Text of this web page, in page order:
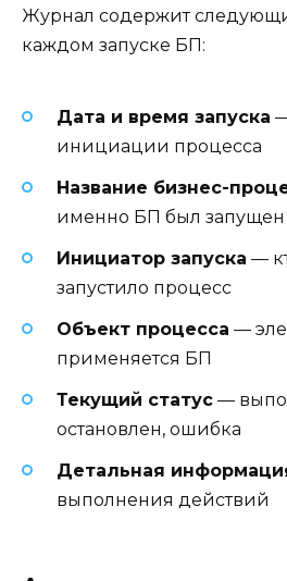
Журнал содержит
каждом запуске БП:
Дата и время запуска
инициации процесса
Название бизнес-
именно БП был запущен
Инициатор запуска —
запустило процесс
Объект процесса —
применяется БП
Текущий статус —
остановлен, ошибка
Детальная
выполнения действий